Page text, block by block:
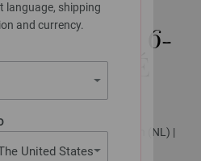
language, shipping
and currency.
United States
GROSSA
6-
MOULINÉ
(DE) + Breibeschrijvingen (NL) |
Model 5